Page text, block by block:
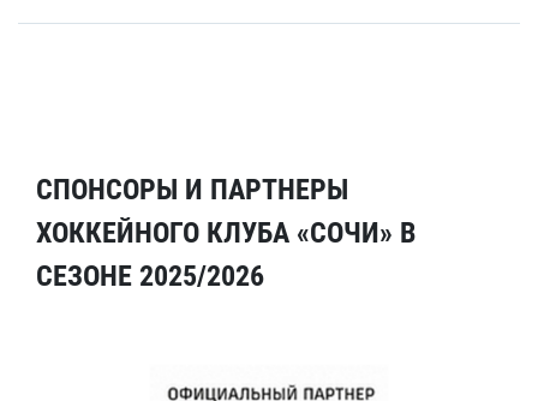
СПОНСОРЫ И ПАРТНЕРЫ
ХОККЕЙНОГО КЛУБА «СОЧИ» В
СЕЗОНЕ 2025/2026